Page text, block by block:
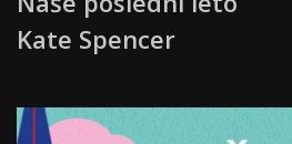
Kate Spencer